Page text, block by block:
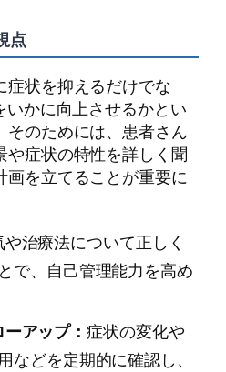
点
状を抑えるだけでな
いかに向上させるかとい
そのためには、患者さん
症状の特性を詳しく聞
画を立てることが重要に
治療法について正しく
で、自己管理能力を高め
アップ：症状の変化や
などを定期的に確認し、